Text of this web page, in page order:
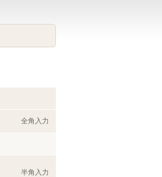
全角入力
半角入力